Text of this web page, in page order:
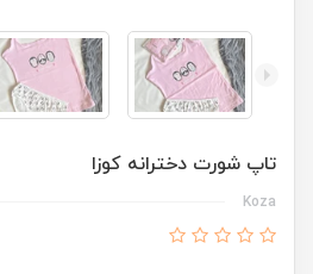
تاپ شورت دخترانه کوزا
Koza